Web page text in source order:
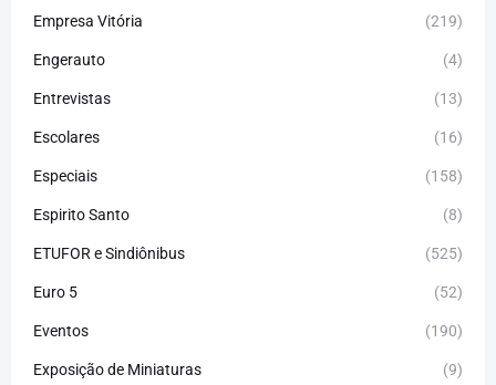
Empresa Vitória (219)
Engerauto (4)
Entrevistas (13)
Escolares (16)
Especiais (158)
Espirito Santo (8)
ETUFOR e Sindiônibus (525)
Euro 5 (52)
Eventos (190)
Exposição de Miniaturas (9)